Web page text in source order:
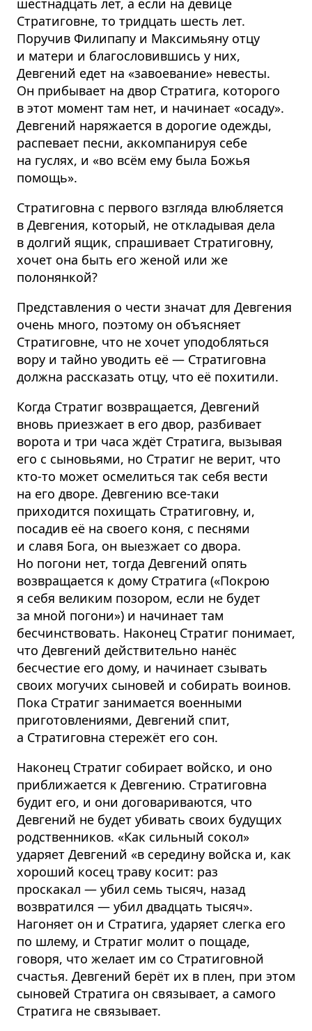
Стратиговне, то тридцать шесть лет.
Поручив Филипапу и Максимьяну отцу
и матери и благословившись у них,
Девгений едет на «завоевание» невесты.
Он прибывает на двор Стратига, которого
в этот момент там нет, и начинает «осаду».
Девгений наряжается в дорогие одежды,
распевает песни, аккомпанируя себе
на гуслях, и «во всём ему была Божья
помощь».
Стратиговна с первого взгляда влюбляется
в Девгения, который, не откладывая дела
в долгий ящик, спрашивает Стратиговну,
хочет она быть его женой или же
полонянкой?
Представления о чести значат для Девгения
очень много, поэтому он объясняет
Стратиговне, что не хочет уподобляться
вору и тайно уводить её — Стратиговна
должна рассказать отцу, что её похитили.
Когда Стратиг возвращается, Девгений
вновь приезжает в его двор, разбивает
ворота и три часа ждёт Стратига, вызывая
его с сыновьями, но Стратиг не верит, что
кто-то может осмелиться так себя вести
на его дворе. Девгению все-таки
приходится похищать Стратиговну, и,
посадив её на своего коня, с песнями
и славя Бога, он выезжает со двора.
Но погони нет, тогда Девгений опять
возвращается к дому Стратига («Покрою
я себя великим позором, если не будет
за мной погони») и начинает там
бесчинствовать. Наконец Стратиг понимает,
что Девгений действительно нанёс
бесчестие его дому, и начинает сзывать
своих могучих сыновей и собирать воинов.
Пока Стратиг занимается военными
приготовлениями, Девгений спит,
а Стратиговна стережёт его сон.
Наконец Стратиг собирает войско, и оно
приближается к Девгению. Стратиговна
будит его, и они договариваются, что
Девгений не будет убивать своих будущих
родственников. «Как сильный сокол»
ударяет Девгений «в середину войска и, как
хороший косец траву косит: раз
проскакал — убил семь тысяч, назад
возвратился — убил двадцать тысяч».
Нагоняет он и Стратига, ударяет слегка его
по шлему, и Стратиг молит о пощаде,
говоря, что желает им со Стратиговной
счастья. Девгений берёт их в плен, при этом
сыновей Стратига он связывает, а самого
Стратига не связывает.